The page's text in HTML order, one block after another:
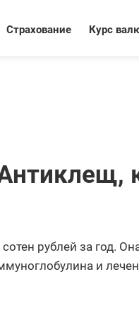
Страхование Курс
рублей за год.
и